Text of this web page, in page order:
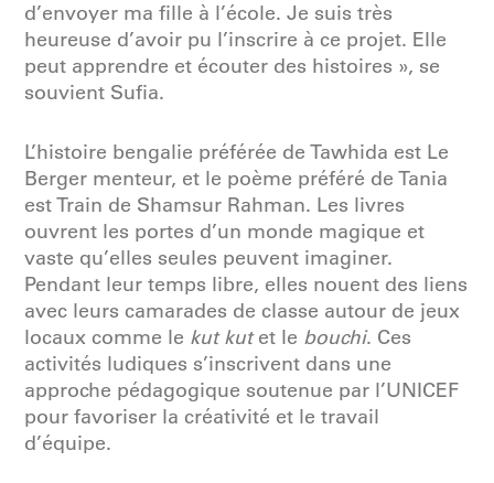
d’envoyer ma fille à l’école. Je suis très
heureuse d’avoir pu l’inscrire à ce projet. Elle
peut apprendre et écouter des histoires », se
souvient Sufia.
L’histoire bengalie préférée de Tawhida est Le
Berger menteur, et le poème préféré de Tania
est Train de Shamsur Rahman. Les livres
ouvrent les portes d’un monde magique et
vaste qu’elles seules peuvent imaginer.
Pendant leur temps libre, elles nouent des liens
avec leurs camarades de classe autour de jeux
locaux comme le kut kutet le bouchi. Ces
activités ludiques s’inscrivent dans une
approche pédagogique soutenue par l’UNICEF
pour favoriser la créativité et le travail
d’équipe.